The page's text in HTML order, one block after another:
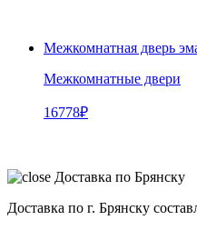
Межкомнатная дверь
Межкомнатные двери
16778₽
Доставка по Брянску
Доставка по г. Брянску